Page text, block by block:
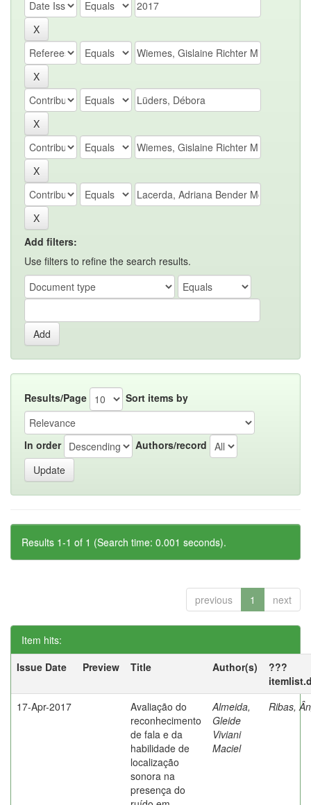
Add filters:
Use filters to refine the search results.
Results/Page Sort items by
In order Authors/record
Results 1-1 of 1 (Search time: 0.001 seconds).
previous 1 next
Item hits:
Issue Date
Preview Title Author(s)
???
17-Apr-2017
Avaliação do
reconhecimento
de fala e da
habilidade de
localização
sonora na
presença do
Almeida,
Gleide
Viviani
Maciel
Ribas,